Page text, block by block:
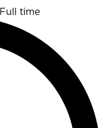
Full time